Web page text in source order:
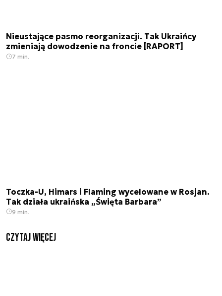
Nieustające pasmo reorganizacji. Tak Ukraińcy
zmieniają dowodzenie na froncie [RAPORT]
7 min.
Toczka-U, Himars i Flaming wycelowane w Rosjan.
Tak działa ukraińska „Święta Barbara”
9 min.
czytaj więcej